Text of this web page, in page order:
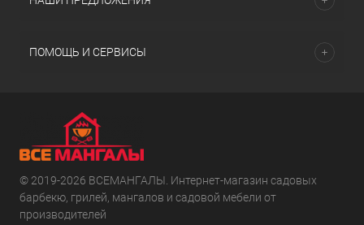
ПОМОЩЬ И СЕРВИСЫ
© 2019-2026 ВСЕМАНГАЛЫ. Интернет-магазин садовых
барбекю, грилей, мангалов и садовой мебели от
производителей